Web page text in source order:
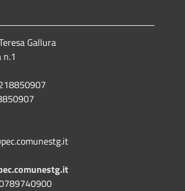
Gallura
n.1